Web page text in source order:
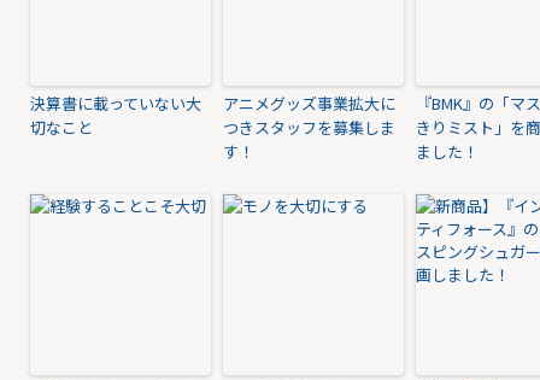
決算書に載っていない大
切なこと
アニメグッズ事業拡大に
つきスタッフを募集しま
す！
『BMK』の「マ
きりミスト」を
ました！